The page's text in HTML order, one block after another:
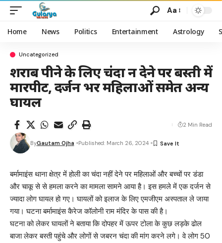
Aa
Home News Politics Entertainment Astrology
Uncategorized
शराब पीने के लिए चंदा न देने पर बस्ती में
मारपीट, दर्जन भर महिलाओं समेत अन्य
घायल
ByGautam Ojha Published: March 26, 2024
2 Min Read
बर्मामाइंस थाना क्षेत्र में होली का चंदा नहीं देने पर महिलाओं और बच्चों पर डंडा
और चाकू से से हमला करने का मामला सामने आया है। इस हमले में एक दर्जन से
ज्यादा लोग घायल हो गए। घायलों को इलाज के लिए एमजीएम अस्पताल ले जाया
गया। घटना बर्मामाइंस कैरेज कॉलोनी राम मंदिर के पास की है।
घटना को लेकर घायलों ने बताया कि दोपहर में ऊपर टोला के कुछ लड़के ढोल
बाजा लेकर बस्ती पहुंचे और लोगों से जबरन चंदा की मांग करने लगे। वे लोग 50